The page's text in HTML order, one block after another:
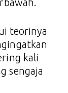
teorinya
kali
sengaja